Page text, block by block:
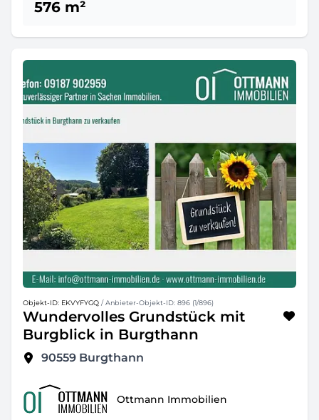
576 m²
Objekt-ID: EKVYFYGQ / Anbieter-Objekt-ID: 896 (1/896)
Wundervolles Grundstück mit
Burgblick in Burgthann
90559 Burgthann
Ottmann Immobilien